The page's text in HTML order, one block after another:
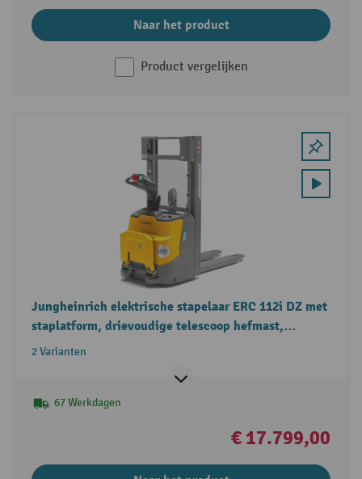
Naar het product
Product vergelijken
Jungheinrich elektrische stapelaar ERC 112i DZ met
staplatform, drievoudige telescoop hefmast,
draagvermogen 1.200 kg
2 Varianten
67 Werkdagen
€ 17.799,00